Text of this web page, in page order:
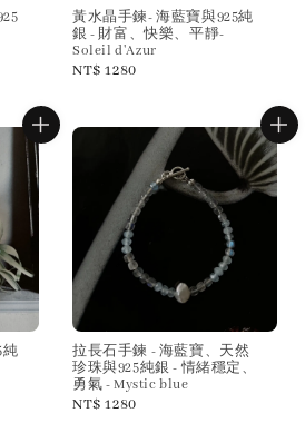
黃水晶手鍊- 海藍寶與925純
銀 - 財富、快樂、平靜-
Soleil d'Azur
Regular
NT$ 1280
純
拉長石手鍊 - 海藍寶、天然
珍珠與925純銀 - 情緒穩定、
勇氣 - Mystic blue
Regular
NT$ 1280